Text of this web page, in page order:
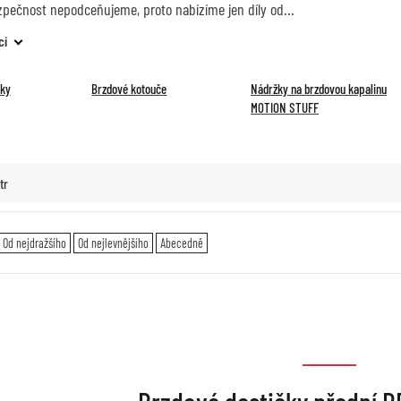
nepodceňujeme, proto nabízíme jen díly od
Brzdové kotouče
Nádržky na brzdovou kapalinu
MOTION STUFF
Od nejdražšího Od nejlevnějšího Abecedně